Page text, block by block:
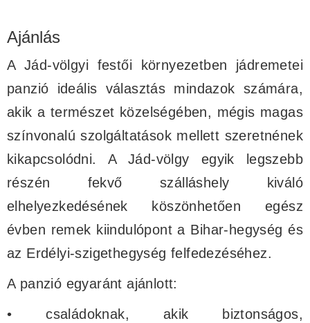
Ajánlás
A Jád-völgyi festői környezetben jádremetei
panzió ideális választás mindazok számára,
akik a természet közelségében, mégis magas
színvonalú szolgáltatások mellett szeretnének
kikapcsolódni. A Jád-völgy egyik legszebb
részén fekvő szálláshely kiváló
elhelyezkedésének köszönhetően egész
évben remek kiindulópont a Bihar-hegység és
az Erdélyi-szigethegység felfedezéséhez.
A panzió egyaránt ajánlott:
• családoknak, akik biztonságos,